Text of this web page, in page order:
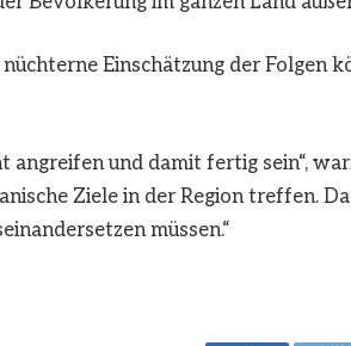
Einschätzung der Folgen
angreifen und damit fertig sein“,
Ziele in der Region treffen.
müssen.“